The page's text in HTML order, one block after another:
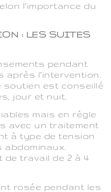
l’importance du
: LES SUITES
pendant
l’intervention.
soutien est conseillé
jour et nuit.
mais en règle
avec un traitement
à type de tension
travail de 2 à 4
rosée pendant les